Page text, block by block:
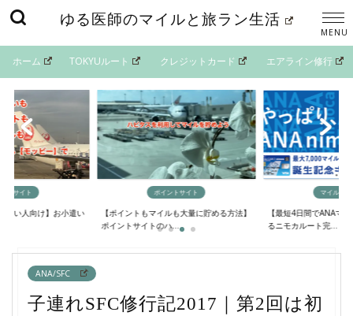
ゆる医師のマイルと旅ラン生活
ホーム TOKYUルート クレジットカード エアライン修行
トサイト
しい人向け】お小遣い
ポイントサイト
【ポイントもマイルも大量に貯める方法】
ポイントサイトのハ...
マイルの
【最短4日間でANAマ
るニモカルート完...
ANA/SFC
子連れSFC修行記2017｜第2回は初